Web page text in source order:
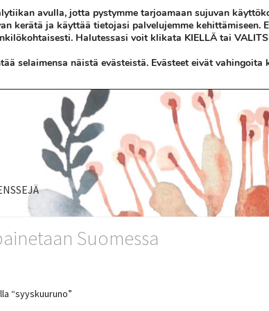
Suomessa
“syyskuuruno”
avulla, jotta pystymme tarjoamaan sujuvan
kerätä ja käyttää tietojasi palvelujemme kehittämiseen.
Halutessasi voit klikata KIELLÄ tai
selaimensa näistä evästeistä. Evästeet eivät